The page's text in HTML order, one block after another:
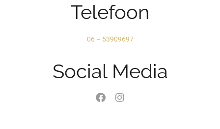
Telefoon
06 – 53909697
Social Media